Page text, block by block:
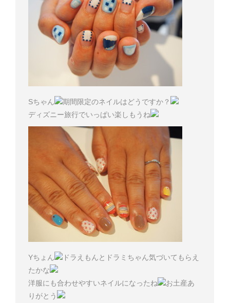
Sちゃん
期間限定のネイルはどうですか？
ディズニー旅行でいっぱい楽しもうね
Yちょん
ドラえもんとドラミちゃん気づいてもらえ
たかな
洋服にも合わせやすいネイルになったね
お土産あ
りがとう